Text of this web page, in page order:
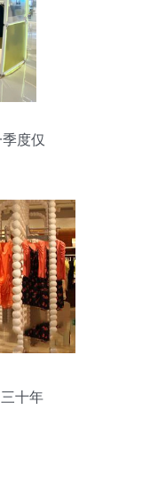
度仅
十年